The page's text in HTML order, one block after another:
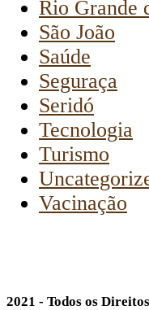
Rio Grande
São João
Saúde
Seguraça
Seridó
Tecnologia
Turismo
Vacinação
2021 - Todos os